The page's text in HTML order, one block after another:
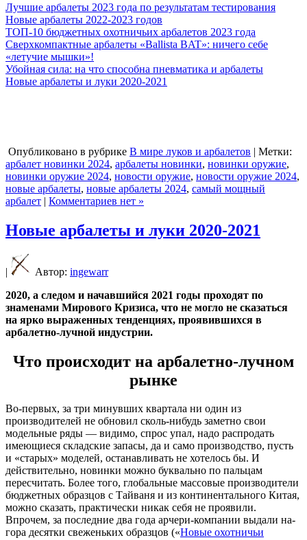
Лучшие арбалеты 2023 года по результатам тестирования
Новые арбалеты 2022-2023 годов
ТОП-10 бюджетных охотничьих арбалетов 2023 года
Сверхкомпактные арбалеты «Ballista BAT»: ничего себе
«летучие мышки»!
Убойная сила: на что способна пневматика и арбалеты
Новые арбалеты и луки 2020-2021
Опубликовано в рубрике В мире луков и арбалетов | Метки:
арбалет новинки 2024, арбалеты новинки, новинки оружие,
новинки оружие 2024, новости оружие, новости оружие 2024,
новые арбалеты, новые арбалеты 2024, самый мощный
арбалет | Комментариев нет »
Новые арбалеты и луки 2020-2021
| Автор: ingewarr
2020, а следом и начавшийся 2021 годы проходят по
знаменами Мирового Кризиса, что не могло не сказаться
на ярко выраженных тенденциях, проявившихся в
арбалетно-лучной индустрии.
Что происходит на арбалетно-лучном
рынке
Во-первых, за три минувших квартала ни один из
производителей не обновил сколь-нибудь заметно свои
модельные ряды — видимо, спрос упал, надо распродать
имеющиеся складские запасы, да и само производство, пусть
и «старых» моделей, останавливать не хотелось бы. И
действительно, новинки можно буквально по пальцам
пересчитать. Более того, глобальные массовые производители
бюджетных образцов с Тайваня и из континентального Китая,
можно сказать, практически никак себя не проявили.
Впрочем, за последние два года арчери-компании выдали на-
гора десятки свеженьких образцов («Новые охотничьи